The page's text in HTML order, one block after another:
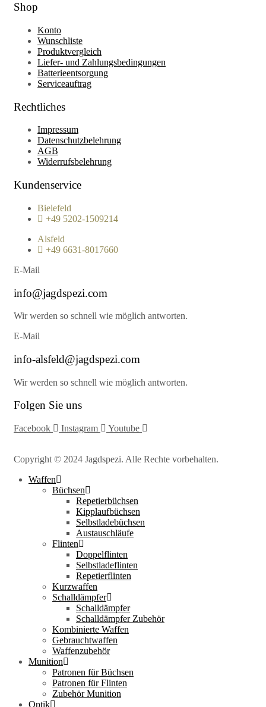
Shop
Konto
Wunschliste
Produktvergleich
Liefer- und Zahlungsbedingungen
Batterieentsorgung
Serviceauftrag
Rechtliches
Impressum
Datenschutzbelehrung
AGB
Widerrufsbelehrung
Kundenservice
Bielefeld
+49 5202-1509214
Alsfeld
+49 6631-8017660
E-Mail
info@jagdspezi.com
Wir werden so schnell wie möglich antworten.
E-Mail
info-alsfeld@jagdspezi.com
Wir werden so schnell wie möglich antworten.
Folgen Sie uns
Facebook Instagram Youtube
Copyright © 2024 Jagdspezi. Alle Rechte vorbehalten.
Waffen
Büchsen
Repetierbüchsen
Kipplaufbüchsen
Selbstladebüchsen
Austauschläufe
Flinten
Doppelflinten
Selbstladeflinten
Repetierflinten
Kurzwaffen
Schalldämpfer
Schalldämpfer
Schalldämpfer Zubehör
Kombinierte Waffen
Gebrauchtwaffen
Waffenzubehör
Munition
Patronen für Büchsen
Patronen für Flinten
Zubehör Munition
Optik